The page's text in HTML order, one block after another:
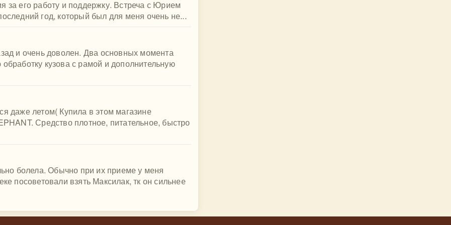
за его работу и поддержку. Встреча с Юрием
год, который был для меня очень не...
и очень доволен. Два основных момента
кузова с рамой и дополнительную
даже летом( Купила в этом магазине
Средство плотное, питательное, быстро
болела. Обычно при их приеме у меня
посоветовали взять Максилак, тк он сильнее